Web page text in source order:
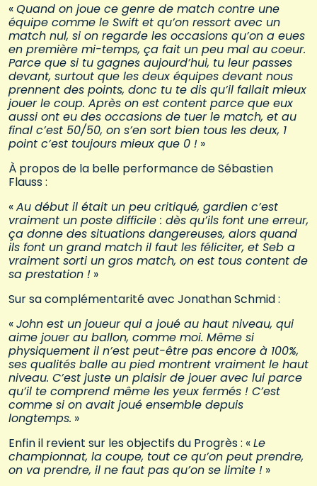
«Quand on joue ce genre de match contre une
équipe comme le Swift et qu’on ressort avec un
match nul, si on regarde les occasions qu’on a eues
en première mi-temps, ça fait un peu mal au coeur.
Parce que si tu gagnes aujourd’hui, tu leur passes
devant, surtout que les deux équipes devant nous
prennent des points, donc tu te dis qu’il fallait mieux
jouer le coup. Après on est content parce que eux
aussi ont eu des occasions de tuer le match, et au
final c’est 50/50, on s’en sort bien tous les deux, 1
point c’est toujours mieux que 0 ! »
À propos de la belle performance de Sébastien
Flauss :
«Au début il était un peu critiqué, gardien c’est
vraiment un poste difficile : dès qu’ils font une erreur,
ça donne des situations dangereuses, alors quand
ils font un grand match il faut les féliciter, et Seb a
vraiment sorti un gros match, on est tous content de
sa prestation ! »
Sur sa complémentarité avec Jonathan Schmid :
«John est un joueur qui a joué au haut niveau, qui
aime jouer au ballon, comme moi. Même si
physiquement il n’est peut-être pas encore à 100%,
ses qualités balle au pied montrent vraiment le haut
niveau. C’est juste un plaisir de jouer avec lui parce
qu’il te comprend même les yeux fermés ! C’est
comme si on avait joué ensemble depuis
longtemps. »
Enfin il revient sur les objectifs du Progrès : «Le
championnat, la coupe, tout ce qu’on peut prendre,
on va prendre, il ne faut pas qu’on se limite ! »